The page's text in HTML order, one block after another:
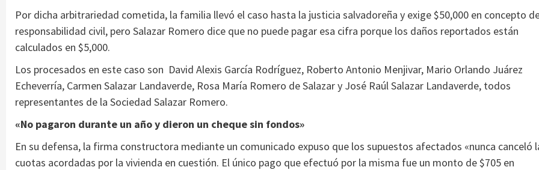
Por dicha arbitrariedad cometida, la familia llevó el caso hasta la justicia salvadoreña y exige $50,000 en concepto
responsabilidad civil, pero Salazar Romero dice que no puede pagar esa cifra porque los daños reportados están
calculados en $5,000.
Los procesados en este caso son David Alexis García Rodríguez, Roberto Antonio Menjivar, Mario Orlando Juárez
Echeverría, Carmen Salazar Landaverde, Rosa María Romero de Salazar y José Raúl Salazar Landaverde, todos
representantes de la Sociedad Salazar Romero.
«No pagaron durante un año y dieron un cheque sin fondos»
En su defensa, la firma constructora mediante un comunicado expuso que los supuestos afectados «nunca canceló
cuotas acordadas por la vivienda en cuestión. El único pago que efectuó por la misma fue un monto de $705 en